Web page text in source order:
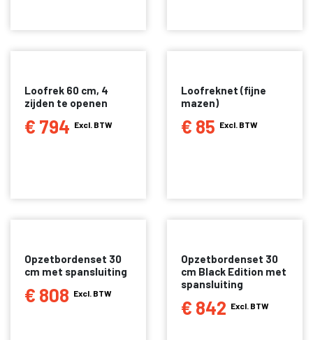
Loofrek 60 cm, 4
zijden te openen
€ 794 Excl. BTW
Loofreknet (fijne
mazen)
€ 85 Excl. BTW
Opzetbordenset 30
cm met spansluiting
€ 808 Excl. BTW
Opzetbordenset 30
cm Black Edition met
spansluiting
€ 842 Excl. BTW